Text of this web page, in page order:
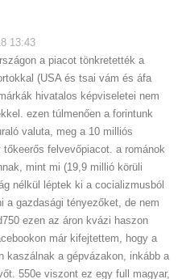
13:43
a piacot tönkretették a
(USA és tsai vám és áfa
hivatalos képviseletei nem
ezen túlmenően a forintunk
valuta, meg a 10 milliós
felvevőpiacot. a románok
mint mi (19,9 millió körüli
nélkül léptek ki a cocializmusból
a gazdasági tényezőket, de nem
ezen az áron kvázi haszon
már kifejtettem, hogy a
kaszálnak a gépvázakon, inkább a
550e viszont ez egy full magyar,